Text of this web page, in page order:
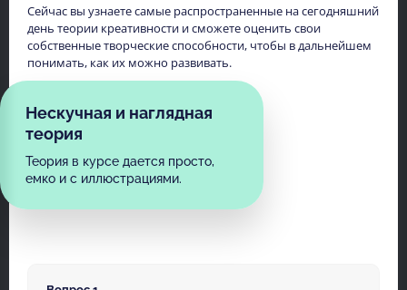
Сейчас вы узнаете самые распространенные на сегодняшний
день теории креативности и сможете оценить свои
собственные творческие способности, чтобы в дальнейшем
понимать, как их можно развивать.
Нескучная и наглядная
теория
Теория в курсе дается просто,
емко и с иллюстрациями.